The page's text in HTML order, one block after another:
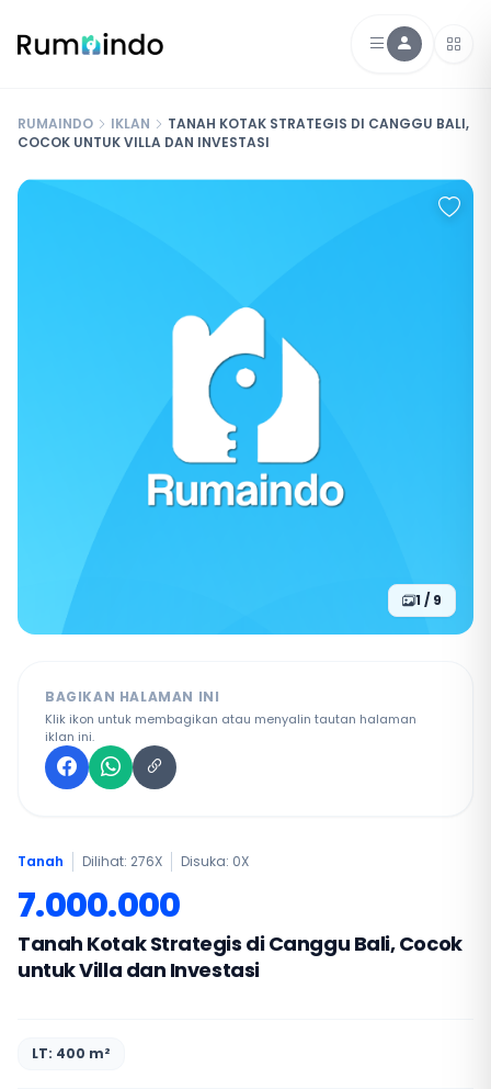
RUMAINDO IKLAN
TANAH KOTAK STRATEGIS DI CANGGU BALI,
COCOK UNTUK VILLA DAN INVESTASI
1 / 9
BAGIKAN HALAMAN INI
Klik ikon untuk membagikan atau menyalin tautan halaman
iklan ini.
Tanah Dilihat: 276X Disuka: 0X
7.000.000
Tanah Kotak Strategis di Canggu Bali, Cocok
untuk Villa dan Investasi
LT: 400 m²